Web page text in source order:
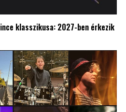
klasszikusa: 2027-ben érkezik